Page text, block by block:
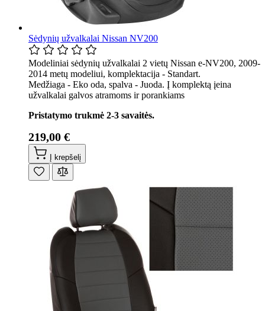
Sėdynių užvalkalai Nissan NV200
Modeliniai sėdynių užvalkalai 2 vietų Nissan e-NV200, 2009-
2014 metų modeliui, komplektacija - Standart.
Medžiaga - Eko oda, spalva - Juoda. Į komplektą įeina
užvalkalai galvos atramoms ir porankiams
Pristatymo trukmė 2-3 savaitės.
219,00 €
Į krepšelį